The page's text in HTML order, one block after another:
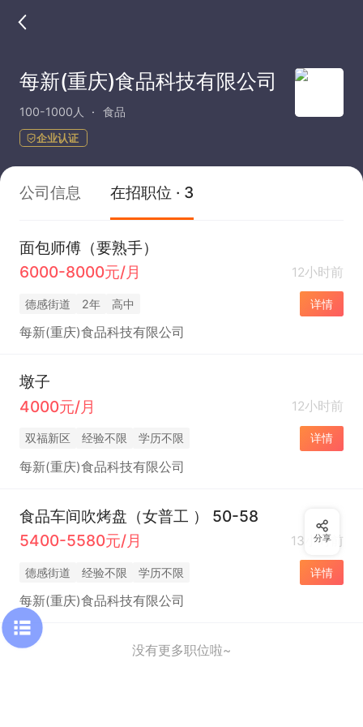
每新(重庆)食品科技有限公司
100-1000人 食品
企业认证
公司信息 在招职位 · 3
面包师傅（要熟手）
6000-8000元/月
12小时前
德感街道 2年 高中 详情
每新(重庆)食品科技有限公司
墩子
4000元/月
12小时前
双福新区 经验不限 学历不限 详情
每新(重庆)食品科技有限公司
食品车间吹烤盘（女普工 ） 50-58
5400-5580元/月
13小时前
德感街道 经验不限 学历不限 详情
每新(重庆)食品科技有限公司
没有更多职位啦~
分享